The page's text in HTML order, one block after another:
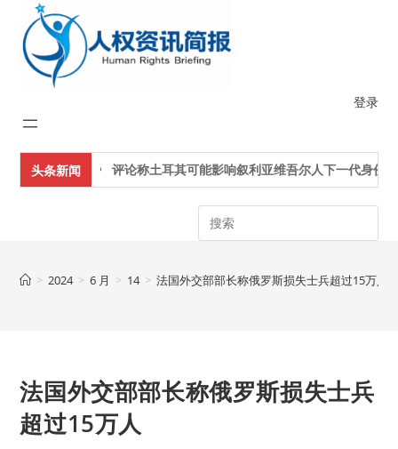
content
登录
头条新闻 评论称土耳其可能影响叙利亚维吾尔人下一代身份认
Search
> 2024 > 6 月 > 14 > 法国外交部部长称俄罗斯损失士兵超过15万人
法国外交部部长称俄罗斯损失士兵
超过15万人